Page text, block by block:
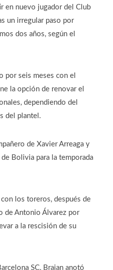
en nuevo jugador del Club
un irregular paso por
dos años, según el
por seis meses con el
la opción de renovar el
dependiendo del
del plantel.
de Xavier Arreaga y
Bolivia para la temporada
los toreros, después de
de Antonio Álvarez por
a la rescisión de su
SC, Braian anotó